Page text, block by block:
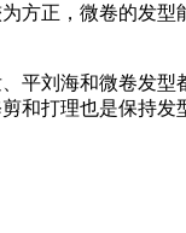
方正，微卷的发
平刘海和微卷发
和打理也是保持发